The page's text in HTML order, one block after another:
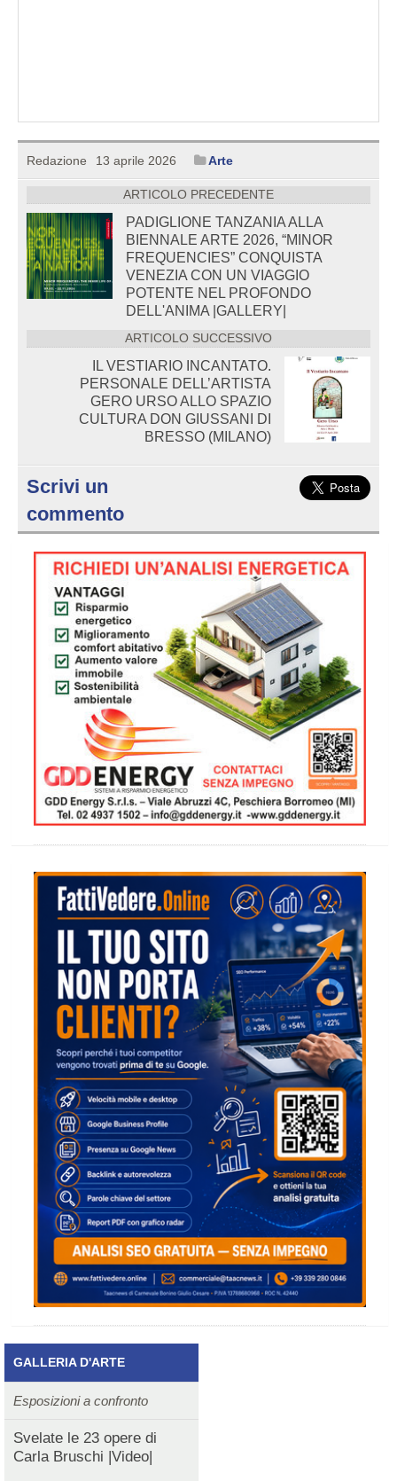
Redazione 13 aprile 2026 Arte
ARTICOLO PRECEDENTE
PADIGLIONE TANZANIA ALLA
BIENNALE ARTE 2026, “MINOR
FREQUENCIES” CONQUISTA
VENEZIA CON UN VIAGGIO
POTENTE NEL PROFONDO
DELL'ANIMA |GALLERY|
ARTICOLO SUCCESSIVO
IL VESTIARIO INCANTATO.
PERSONALE DELL’ARTISTA
GERO URSO ALLO SPAZIO
CULTURA DON GIUSSANI DI
BRESSO (MILANO)
Scrivi un
commento
GALLERIA D'ARTE
Esposizioni a confronto
Svelate le 23 opere di
Carla Bruschi |Video|